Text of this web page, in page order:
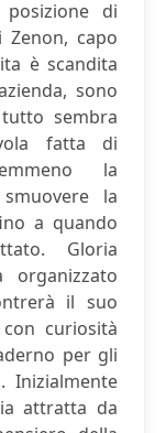
di
capo
è scandita
sono
sembra
fatta di
la
la
a quando
Gloria
il suo
curiosità
per gli
Inizialmente
attratta da